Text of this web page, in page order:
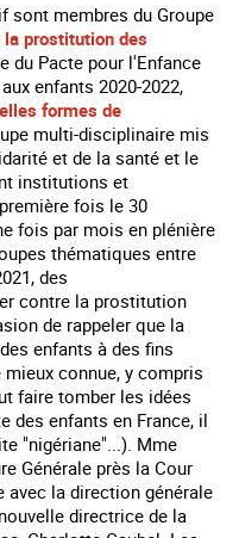
sont membres du Groupe
prostitution des
du Pacte pour l'Enfance
enfants 2020-2022,
formes de
multi-disciplinaire mis
et de la santé et le
institutions et
fois le 30
fois par mois en plénière
thématiques entre
des
contre la prostitution
de rappeler que la
des enfants à des fins
connue, y compris
faire tomber les idées
des enfants en France, il
"nigériane"...). Mme
Générale près la Cour
avec la direction générale
directrice de la